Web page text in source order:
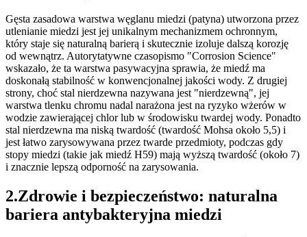
Gęsta zasadowa warstwa węglanu miedzi (patyna) utworzona przez
utlenianie miedzi jest jej unikalnym mechanizmem ochronnym,
który staje się naturalną barierą i skutecznie izoluje dalszą korozję
od wewnątrz. Autorytatywne czasopismo "Corrosion Science"
wskazało, że ta warstwa pasywacyjna sprawia, że miedź ma
doskonałą stabilność w konwencjonalnej jakości wody. Z drugiej
strony, choć stal nierdzewna nazywana jest "nierdzewną", jej
warstwa tlenku chromu nadal narażona jest na ryzyko wżerów w
wodzie zawierającej chlor lub w środowisku twardej wody. Ponadto
stal nierdzewna ma niską twardość (twardość Mohsa około 5,5) i
jest łatwo zarysowywana przez twarde przedmioty, podczas gdy
stopy miedzi (takie jak miedź H59) mają wyższą twardość (około 7)
i znacznie lepszą odporność na zarysowania.
2.Zdrowie i bezpieczeństwo: naturalna
bariera antybakteryjna miedzi